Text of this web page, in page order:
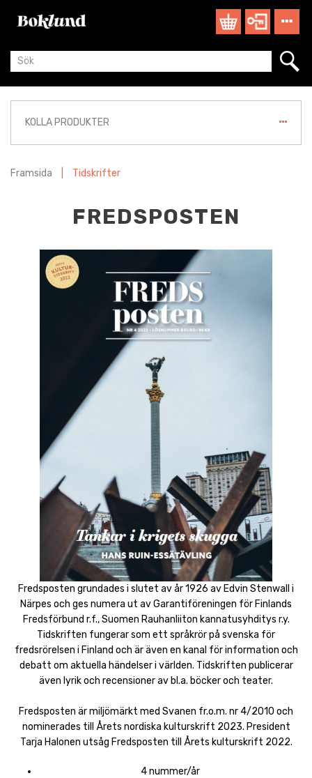
KOLLA PRODUKTER
Framsida Tidskrifter
FREDSPOSTEN
Fredsposten grundades i slutet av år 1926 av Edvin Stenwall i
Närpes och ges numera ut av Garantiföreningen för Finlands
Fredsförbund r.f., Suomen Rauhanliiton kannatusyhditys r.y.
Tidskriften fungerar som ett språkrör på svenska för
fredsrörelsen i Finland och är även en kanal för information och
debatt om aktuella händelser i världen. Tidskriften publicerar
även lyrik och recensioner av bl.a. böcker och teater.
Fredsposten är miljömärkt med Svanen fr.o.m. nr 4/2010 och
nominerades till Årets nordiska kulturskrift 2023. President
Tarja Halonen utsåg Fredsposten till Årets kulturskrift 2022.
4 nummer/år